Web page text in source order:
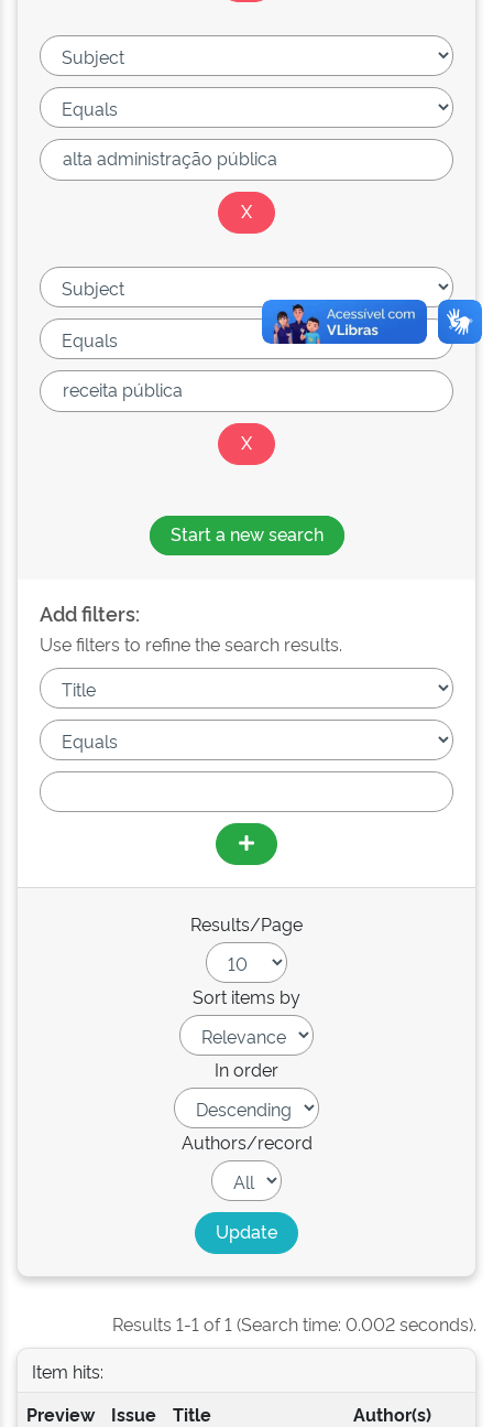
Start a new search
Add filters:
Use filters to refine the search results.
Results/Page
Sort items by
In order
Authors/record
Results 1-1 of 1 (Search time: 0.002 seconds).
Item hits:
Preview
Issue
Title Author(s)